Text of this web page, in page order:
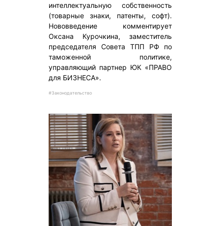
интеллектуальную собственность
(товарные знаки, патенты, софт).
Нововведение комментирует
Оксана Курочкина, заместитель
председателя Совета ТПП РФ по
таможенной политике,
управляющий партнер ЮК «ПРАВО
для БИЗНЕСА».
#Законодательство